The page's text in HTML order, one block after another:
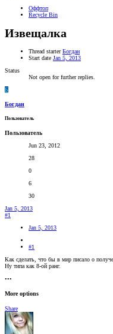
Оффтоп
Recycle Bin
Извещалка
Thread starter Богдан
Start date Jan 5, 2013
Status
Not open for further replies.
Б
Богдан
Пользователь
Пользователь
Jun 23, 2012
28
0
6
30
Jan 5, 2013
#1
Jan 5, 2013
#1
Как сделать, что бы в мир писало о
Ну типа как 8-ой ранг.
•••
More options
Share